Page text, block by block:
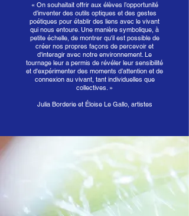
« On souhaitait offrir aux élèves l’opportunité
d’inventer des outils optiques et des gestes
poétiques pour établir des liens avec le vivant
qui nous entoure. Une manière symbolique, à
petite échelle, de montrer qu'il est possible de
créer nos propres façons de percevoir et
d'interagir avec notre environnement. Le
tournage leur a permis de révéler leur sensibilité
et d'expérimenter des moments d’attention et de
connexion au vivant, tant individuelles que
collectives. »
Julia Borderie et Éloise Le Gallo, artistes